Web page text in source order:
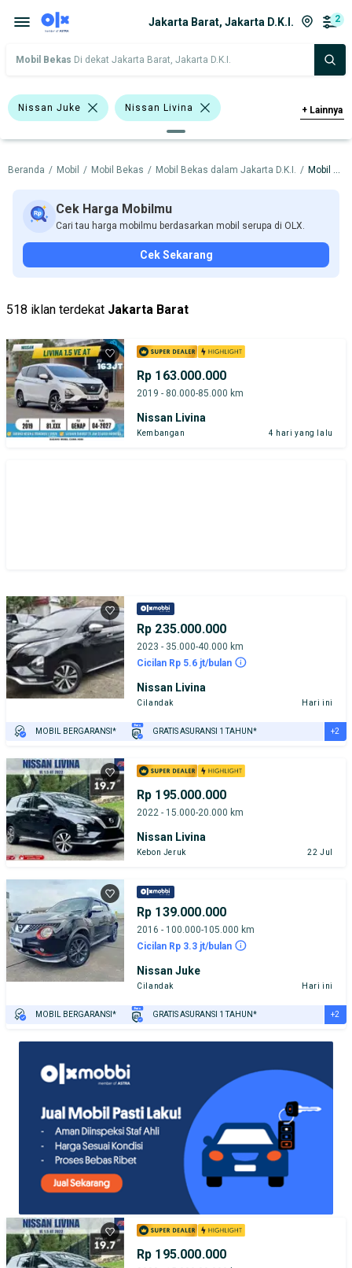
Jakarta Barat, Jakarta D.K.I. 2
Mobil Bekas Di dekat Jakarta Barat, Jakarta D.K.I.
Nissan Juke Nissan Livina
Nissan
Harga Merek Dan Model Tahun
Tipe Bodi Tipe Membership
+ Lainnya
Beranda / Mobil / Mobil Bekas / Mobil Bekas dalam Jakarta D.K.I. / Mobil Bekas dalam Jakarta Barat
Cek Harga Mobilmu
Cari tau harga mobilmu berdasarkan mobil serupa di OLX.
Cek Sekarang
518 iklan terdekat Jakarta Barat
Rp 163.000.000
2019 - 80.000-85.000 km
Nissan Livina
Kembangan 4 hari yang lalu
Rp 235.000.000
2023 - 35.000-40.000 km
Cicilan Rp 5.6 jt/bulan
Nissan Livina
Cilandak Hari ini
MOBIL BERGARANSI* GRATIS ASURANSI 1 TAHUN* +2
Rp 195.000.000
2022 - 15.000-20.000 km
Nissan Livina
Kebon Jeruk 22 Jul
Rp 139.000.000
2016 - 100.000-105.000 km
Cicilan Rp 3.3 jt/bulan
Nissan Juke
Cilandak Hari ini
MOBIL BERGARANSI* GRATIS ASURANSI 1 TAHUN* +2
Rp 195.000.000